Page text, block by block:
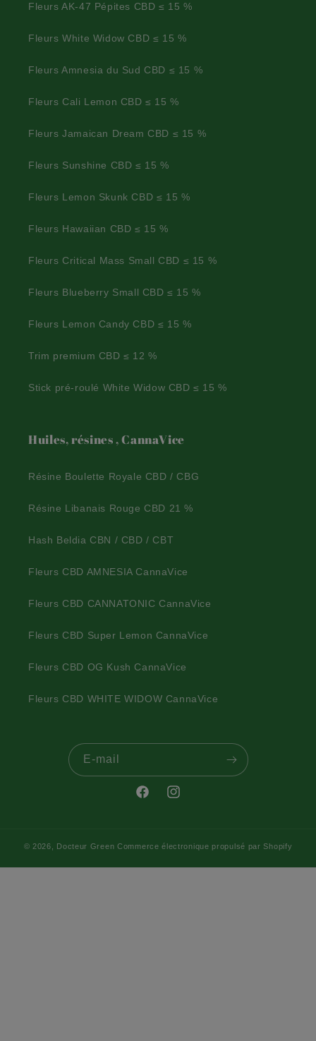
Fleurs AK-47 Pépites CBD ≤ 15 %
Fleurs White Widow CBD ≤ 15 %
Fleurs Amnesia du Sud CBD ≤ 15 %
Fleurs Cali Lemon CBD ≤ 15 %
Fleurs Jamaican Dream CBD ≤ 15 %
Fleurs Sunshine CBD ≤ 15 %
Fleurs Lemon Skunk CBD ≤ 15 %
Fleurs Hawaiian CBD ≤ 15 %
Fleurs Critical Mass Small CBD ≤ 15 %
Fleurs Blueberry Small CBD ≤ 15 %
Fleurs Lemon Candy CBD ≤ 15 %
Trim premium CBD ≤ 12 %
Stick pré-roulé White Widow CBD ≤ 15 %
Huiles, résines , CannaVice
Résine Boulette Royale CBD / CBG
Résine Libanais Rouge CBD 21 %
Hash Beldia CBN / CBD / CBT
Fleurs CBD AMNESIA CannaVice
Fleurs CBD CANNATONIC CannaVice
Fleurs CBD Super Lemon CannaVice
Fleurs CBD OG Kush CannaVice
Fleurs CBD WHITE WIDOW CannaVice
E-mail
FacebookInstagram
© 2026, Docteur Green Commerce électronique propulsé par Shopify